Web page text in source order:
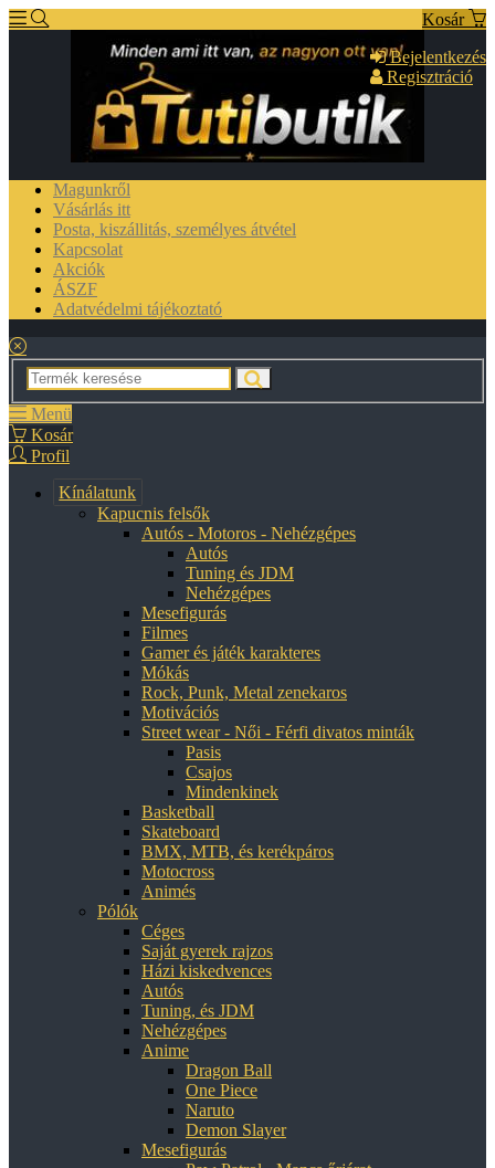
Kosár
Bejelentkezés
Regisztráció
Magunkről
Vásárlás itt
Posta, kiszállitás, személyes átvétel
Kapcsolat
Akciók
ÁSZF
Adatvédelmi tájékoztató
Menü
Kosár
Profil
Kínálatunk
Kapucnis felsők
Autós - Motoros - Nehézgépes
Autós
Tuning és JDM
Nehézgépes
Mesefigurás
Filmes
Gamer és játék karakteres
Mókás
Rock, Punk, Metal zenekaros
Motivációs
Street wear - Női - Férfi divatos minták
Pasis
Csajos
Mindenkinek
Basketball
Skateboard
BMX, MTB, és kerékpáros
Motocross
Animés
Pólók
Céges
Saját gyerek rajzos
Házi kiskedvences
Autós
Tuning, és JDM
Nehézgépes
Anime
Dragon Ball
One Piece
Naruto
Demon Slayer
Mesefigurás